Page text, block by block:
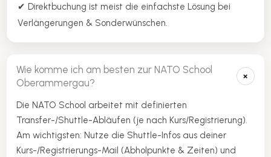
✔ Direktbuchung ist meist die einfachste Lösung bei
Verlängerungen & Sonderwünschen.
Wie komme ich am besten zur NATO School
Oberammergau?
+
Die NATO School arbeitet mit definierten
Transfer-/Shuttle-Abläufen (je nach Kurs/Registrierung).
Am wichtigsten: Nutze die Shuttle-Infos aus deiner
Kurs-/Registrierungs-Mail (Abholpunkte & Zeiten) und